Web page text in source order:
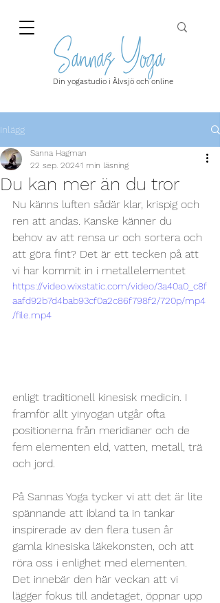
Din yogastudio i Älvsjö och online
Inlägg
Du kan mer än du tror
Sanna Hagman
22 sep. 20241 min läsning
Nu känns luften sådär klar, krispig och
ren att andas. Kanske känner du
behov av att rensa ur och sortera och
att göra fint? Det är ett tecken på att
vi har kommit in i metallelementet
https://video.wixstatic.com/video/3a40a0_c8f
aafd92b7d4bab93cf0a2c86f798f2/720p/mp4
/file.mp4
enligt traditionell kinesisk medicin. I
framför allt yinyogan utgår ofta
positionerna från meridianer och de
fem elementen eld, vatten, metall, trä
och jord.
På Sannas Yoga tycker vi att det är lite
spännande att ibland ta in tankar
inspirerade av den flera tusen år
gamla kinesiska läkekonsten, och att
röra oss i enlighet med elementen.
Det innebär den här veckan att vi
lägger fokus till andetaget, öppnar upp